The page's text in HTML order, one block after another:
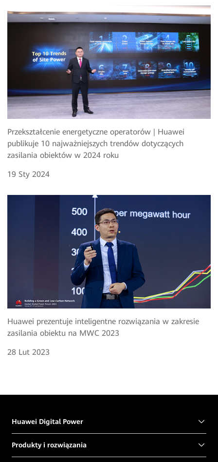
Przekształcenie energetyczne operatorów | Huawei
publikuje 10 najważniejszych trendów dotyczących
zasilania obiektów w 2024 roku
19 Sty 2024
Huawei prezentuje inteligentne rozwiązania w zakresie
zasilania obiektu na MWC 2023
28 Lut 2023
Huawei Digital Power
Produkty i rozwiązania